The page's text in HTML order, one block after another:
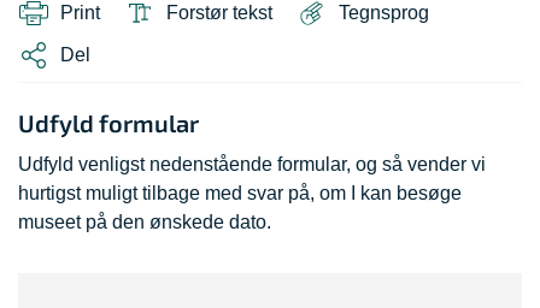
Print Forstør tekst Tegnsprog
Del
Udfyld formular
Udfyld venligst nedenstående formular, og så vender vi
hurtigst muligt tilbage med svar på, om I kan besøge
museet på den ønskede dato.